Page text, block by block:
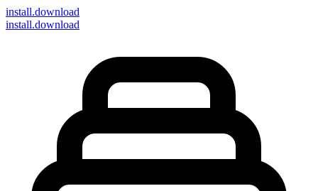
install.download
install.download